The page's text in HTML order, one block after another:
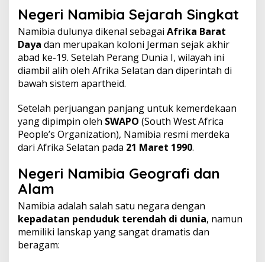
Negeri Namibia Sejarah Singkat
Namibia dulunya dikenal sebagai Afrika Barat
Daya dan merupakan koloni Jerman sejak akhir
abad ke-19. Setelah Perang Dunia I, wilayah ini
diambil alih oleh Afrika Selatan dan diperintah di
bawah sistem apartheid.
Setelah perjuangan panjang untuk kemerdekaan
yang dipimpin oleh SWAPO (South West Africa
People’s Organization), Namibia resmi merdeka
dari Afrika Selatan pada 21 Maret 1990.
Negeri Namibia Geografi dan
Alam
Namibia adalah salah satu negara dengan
kepadatan penduduk terendah di dunia, namun
memiliki lanskap yang sangat dramatis dan
beragam: